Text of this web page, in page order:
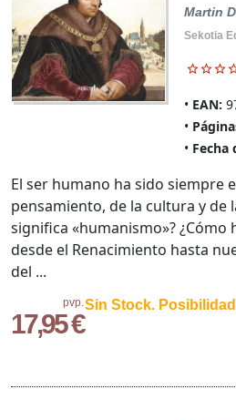
Martin
Sekotia
EAN:
Fecha
pvp.
17,95 €
Sin Stock.
El ser humano ha sido siempre
pensamiento, de la cultura y de
significa «humanismo»? ¿Cómo
desde el Renacimiento hasta
del ...